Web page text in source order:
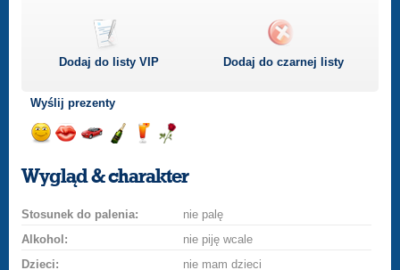
Dodaj do listyVIP Dodaj do czarnej listy
Wyślij prezenty
uśmiech
buziakasamochodem
szampana
drinka
różę
Wygląd & charakter
Stosunek do palenia:
nie palę
Alkohol:
nie piję wcale
Dzieci:
nie mam dzieci